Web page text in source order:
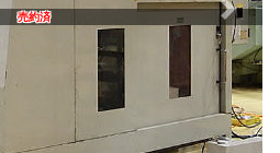
売約済 Next